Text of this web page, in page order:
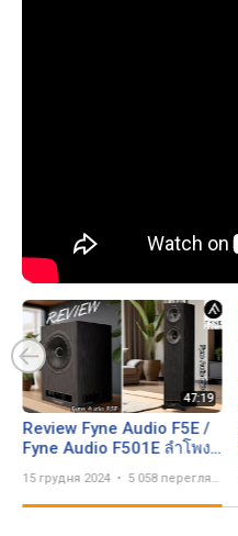
Review Fyne Audio F5E /
Fyne Audio F501E ลำโพง
ล่าสุดที่ก้าวล้ำที่สุด !
15 грудня 2024 5 058 переглядів